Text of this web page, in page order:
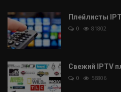
Плейлисты
0 81802
Свежий IPTV
0 56806